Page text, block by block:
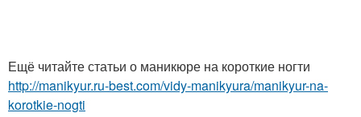
Ещё читайте статьи о маникюре на короткие ногти
http://manikyur.ru-best.com/vidy-manikyura/manikyur-na-
korotkie-nogti